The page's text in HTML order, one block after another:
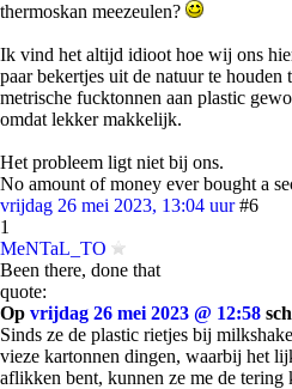
thermoskan meezeulen?
Ik vind het altijd idioot hoe wij ons
paar bekertjes uit de natuur te
metrische fucktonnen aan plastic
omdat lekker makkelijk.
Het probleem ligt niet bij ons.
No amount of money ever bought a
vrijdag 26 mei 2023, 13:04 uur #6
1
MeNTaL_TO
Been there, done that
quote:
Op vrijdag 26 mei 2023 @ 12:58
Sinds ze de plastic rietjes bij
vieze kartonnen dingen, waarbij het
aflikken bent, kunnen ze me de tering